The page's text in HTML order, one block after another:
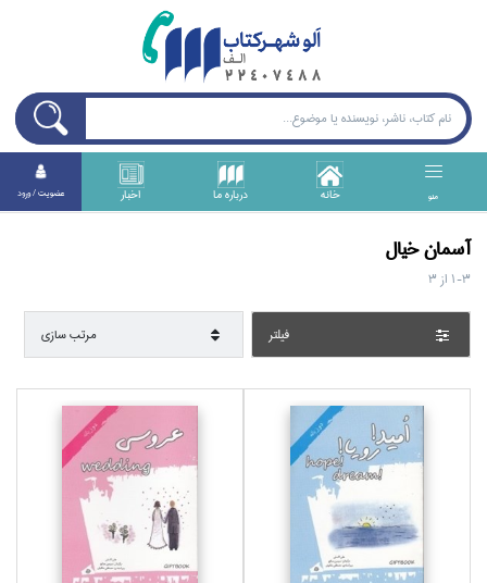
منو خانه درباره ما اخبار عضويت / ورود
آسمان خيال
1-3 از3
فيلتر مرتب سازي